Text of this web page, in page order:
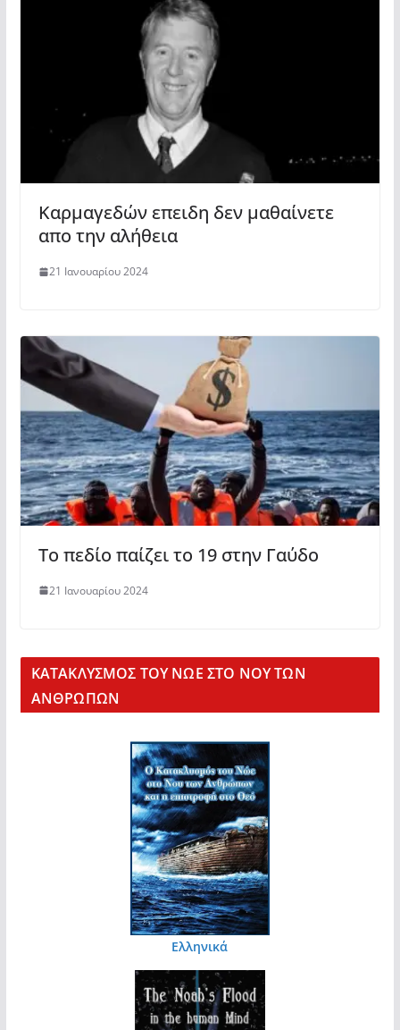
Καρμαγεδών επειδη δεν μαθαίνετε
απο την αλήθεια
21 Ιανουαρίου 2024
Το πεδίο παίζει το 19 στην Γαύδο
21 Ιανουαρίου 2024
KΑΤΑΚΛΥΣΜΟΣ ΤΟΥ ΝΩΕ ΣΤΟ ΝΟΥ ΤΩΝ
ΑΝΘΡΩΠΩΝ
Ελληνικά